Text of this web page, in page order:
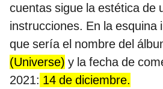
cuentas sigue la estética de
instrucciones. En la esquina
que sería el nombre del
(Universe) y la fecha de
2021: 14 de diciembre.